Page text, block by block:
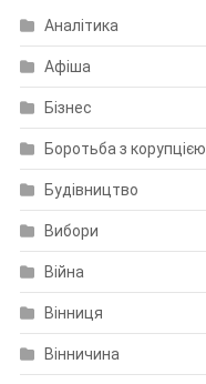
Аналітика
Афіша
Бізнес
Боротьба з корупцією
Будівництво
Вибори
Війна
Вінниця
Вінничина